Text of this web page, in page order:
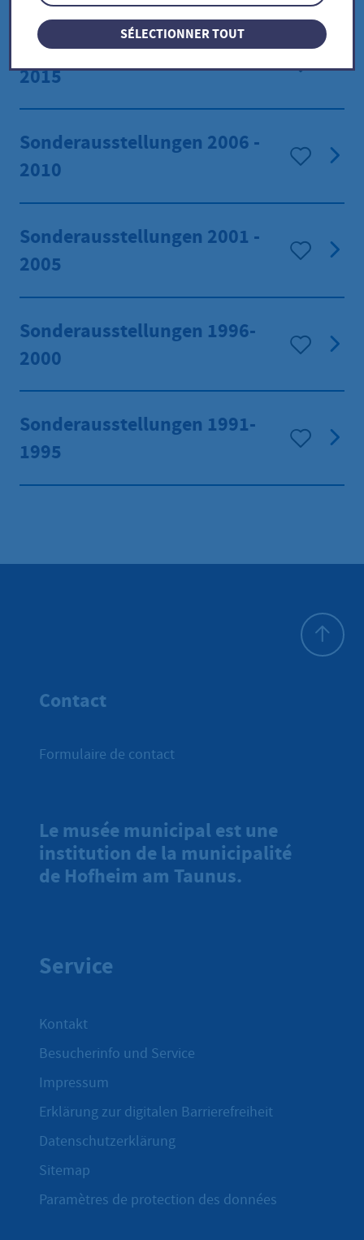
Sonderausstellungen 2011 -
2015
Sonderausstellungen 2006 -
2010
Sonderausstellungen 2001 -
2005
Sonderausstellungen 1996-
2000
Sonderausstellungen 1991-
1995
Contact
Formulaire de contact
Le musée municipal est une
institution de la municipalité
de Hofheim am Taunus.
Service
Kontakt
Besucherinfo und Service
Impressum
Erklärung zur digitalen Barrierefreiheit
Datenschutzerklärung
Sitemap
Paramètres de protection des données
SÉLECTIONNER TOUT